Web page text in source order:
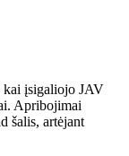
kai įsigaliojo JAV
Apribojimai
šalis, artėjant